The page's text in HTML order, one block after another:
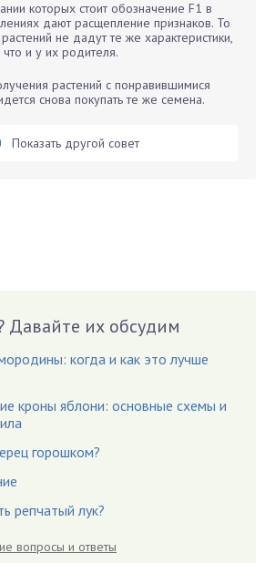
которых стоит обозначение F1 в
дают расщепление признаков. То
не дадут те же характеристики,
что и у их родителя.
растений с понравившимися
снова покупать те же семена.
Показать другой совет
Давайте их обсудим
когда и как это лучше
кроны яблони: основные схемы и
горошком?
репчатый лук?
вопросы и ответы